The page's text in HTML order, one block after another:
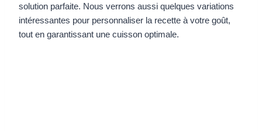
solution parfaite. Nous verrons aussi quelques variations
intéressantes pour personnaliser la recette à votre goût,
tout en garantissant une cuisson optimale.